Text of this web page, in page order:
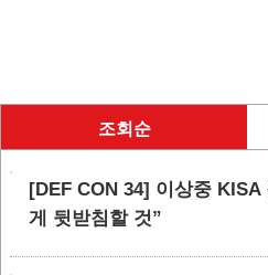
조회순
[DEF CON 34] 이상중
게 뒷받침할 것”